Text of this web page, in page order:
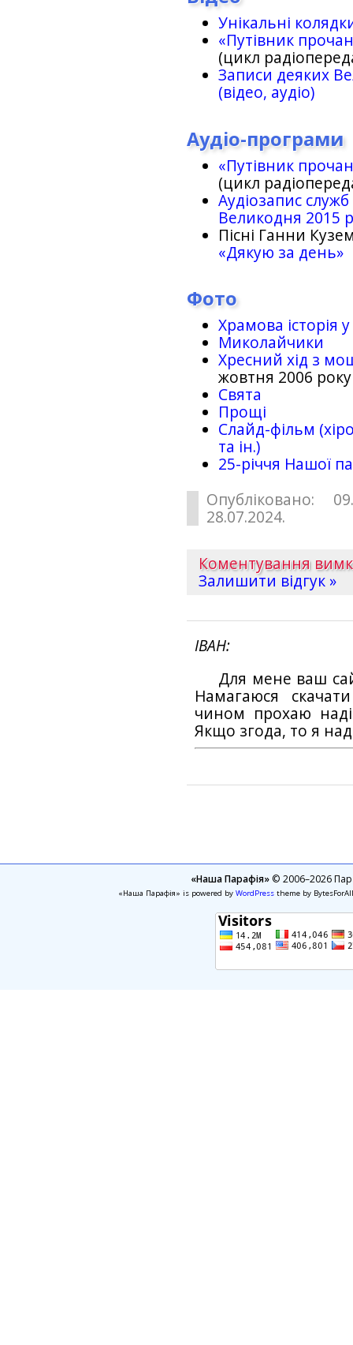
Унікальні
«Путівник
(цикл
Записи деяких
(відео, аудіо)
Аудіо-програми
«Путівник
(цикл
Аудіозапис
Великодня 2015
Пісні Ганни
«Дякую за день»
Фото
Храмова історія
Миколайчики
Хресний хід з
жовтня 2006 року
Свята
Прощі
Слайд-фільм
та ін.)
25-рiччя Нашої
Опубліковано:
28.07.2024.
Коментування
Залишити відгук »
ІВАН
Для мене ваш
Намагаюся
чином прохаю
Якщо згода, то я
«Наша Парафія»© 2006–2026
«Наша Парафія» is powered by WordPresstheme by